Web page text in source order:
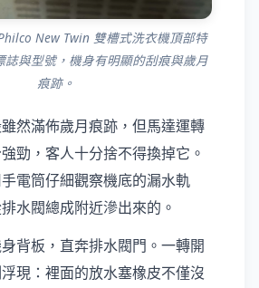
New Twin 雙槽式洗衣機頂部特
誌與型號，機身有明顯的刮痕與歲月
痕跡。
然滿佈歲月痕跡，但馬達運轉
勁，客人十分捨不得換掉它。
電筒仔細觀察機底的漏水軌
水閥總成附近滲出來的。
背板，直奔排水閥門。一轉開
現：裡面的放水塞橡皮不僅沒